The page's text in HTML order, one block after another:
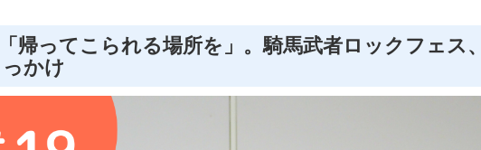
帰ってこられる場所を」。騎馬武者ロックフェス
かけ